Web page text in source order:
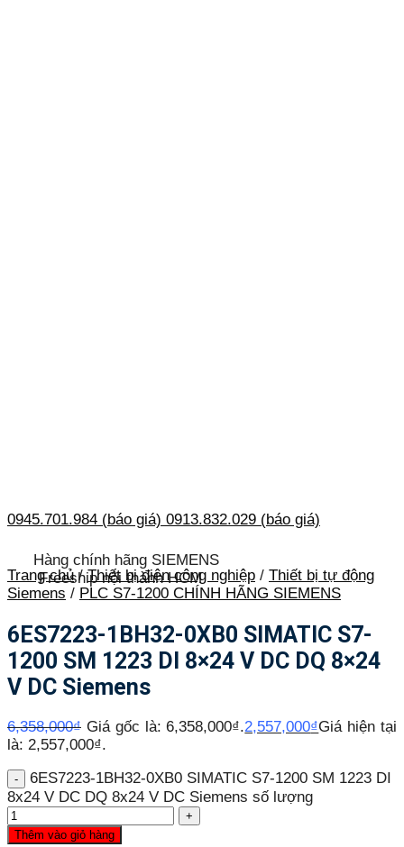
0945.701.984 (báo giá) 0913.832.029 (báo giá)
Hàng chính hãng SIEMENS
Freeship nội thành HCM
Trang chủ / Thiết bị điện công nghiệp / Thiết bị tự động
Siemens / PLC S7-1200 CHÍNH HÃNG SIEMENS
6ES7223-1BH32-0XB0 SIMATIC S7-
1200 SM 1223 DI 8×24 V DC DQ 8×24
V DC Siemens
6,358,000₫ Giá gốc là: 6,358,000₫.2,557,000₫Giá hiện tại
là: 2,557,000₫.
6ES7223-1BH32-0XB0 SIMATIC S7-1200 SM 1223 DI
8x24 V DC DQ 8x24 V DC Siemens số lượng
Thêm vào giỏ hàng